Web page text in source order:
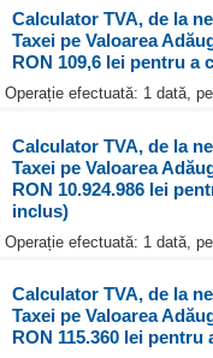
Calculator TVA, de la
Taxei pe Valoarea
RON 109,6 lei pentru a
Operație efectuată: 1 dată,
Calculator TVA, de la
Taxei pe Valoarea
RON 10.924.986 lei
inclus)
Operație efectuată: 1 dată,
Calculator TVA, de la
Taxei pe Valoarea
RON 115.360 lei